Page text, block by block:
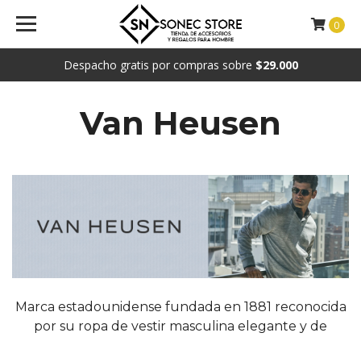
Despacho gratis por compras sobre $29.000
0
Van Heusen
Marca estadounidense fundada en 1881 reconocida
por su ropa de vestir masculina elegante y de